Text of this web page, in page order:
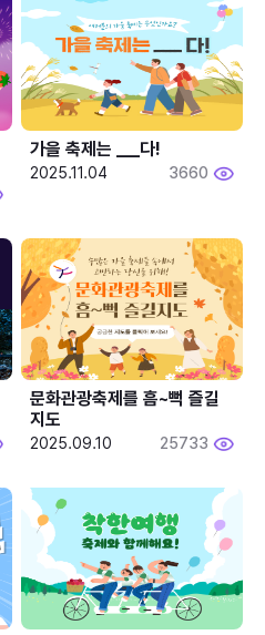
2025.11.04 3660
문화관광축제를 흠~뻑 즐길
지도
2025.09.10 25733